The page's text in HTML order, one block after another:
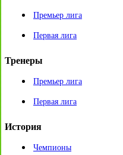
Премьер лига
Первая лига
Тренеры
Премьер лига
Первая лига
История
Чемпионы